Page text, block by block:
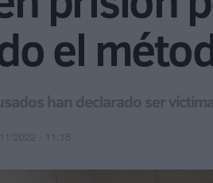
el
han declarado ser
11/2022 - 11:15